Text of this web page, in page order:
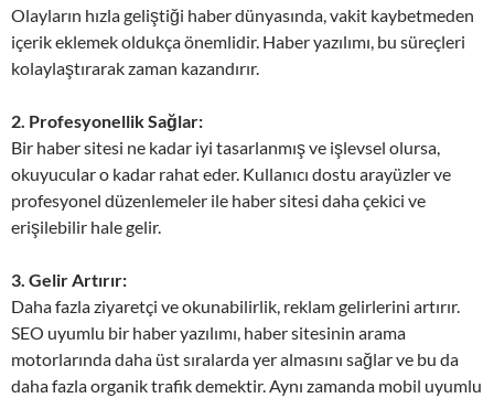
Olayların hızla geliştiği haber dünyasında, vakit kaybetmeden
içerik eklemek oldukça önemlidir. Haber yazılımı, bu süreçleri
kolaylaştırarak zaman kazandırır.
2. Profesyonellik Sağlar:
Bir haber sitesi ne kadar iyi tasarlanmış ve işlevsel olursa,
okuyucular o kadar rahat eder. Kullanıcı dostu arayüzler ve
profesyonel düzenlemeler ile haber sitesi daha çekici ve
erişilebilir hale gelir.
3. Gelir Artırır:
Daha fazla ziyaretçi ve okunabilirlik, reklam gelirlerini artırır.
SEO uyumlu bir haber yazılımı, haber sitesinin arama
motorlarında daha üst sıralarda yer almasını sağlar ve bu da
daha fazla organik trafik demektir. Aynı zamanda mobil uyumlu